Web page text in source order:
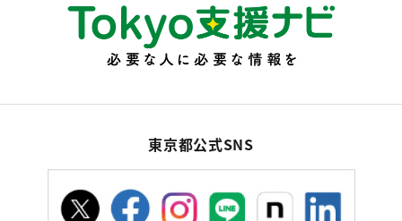
東京都公式SNS